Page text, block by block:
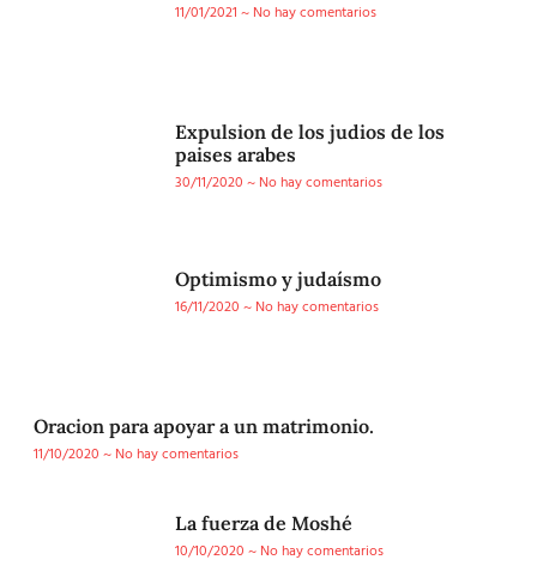
11/01/2021
No hay comentarios
Expulsion de los judios de los
paises arabes
30/11/2020
No hay comentarios
Optimismo y judaísmo
16/11/2020
No hay comentarios
Oracion para apoyar a un matrimonio.
11/10/2020
No hay comentarios
La fuerza de Moshé
10/10/2020
No hay comentarios